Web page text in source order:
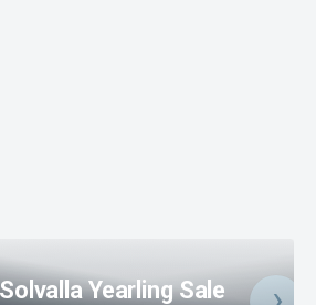
Yearling Sale